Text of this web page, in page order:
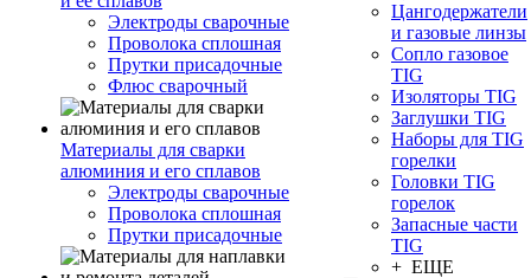
Электроды сварочные
Проволока сплошная
Прутки присадочные
Флюс сварочный
Материалы для сварки
алюминия и его сплавов
Электроды сварочные
Проволока сплошная
Прутки присадочные
Цангодержатели
и газовые линзы
Сопло газовое
TIG
Изоляторы TIG
Заглушки TIG
Наборы для TIG
горелки
Головки TIG
горелок
Запасные части
TIG
+ ЕЩЕ